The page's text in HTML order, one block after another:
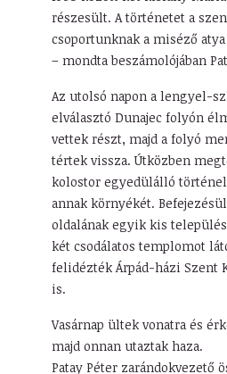
részesült. A történetet a
csoportunknak a miséző
– mondta beszámolójában
Az utolsó napon a lengyel-
elválasztó Dunajec folyón
vettek részt, majd a folyó
tértek vissza. Útközben
kolostor egyedülálló
annak környékét.
oldalának egyik kis
két csodálatos templomot
felidézték Árpád-házi Szent
is.
Vasárnap ültek vonatra és
majd onnan utaztak haza.
Patay Péter zarándokvezető